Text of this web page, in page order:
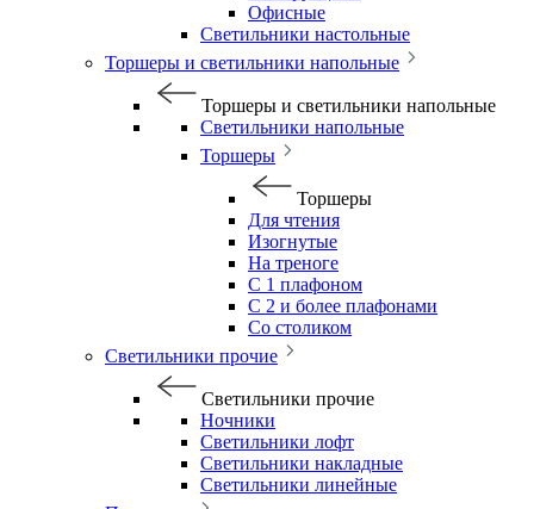
Офисные
Светильники настольные
Торшеры и светильники напольные
Торшеры и светильники напольные
Светильники напольные
Торшеры
Торшеры
Для чтения
Изогнутые
На треноге
С 1 плафоном
С 2 и более плафонами
Со столиком
Светильники прочие
Светильники прочие
Ночники
Светильники лофт
Светильники накладные
Светильники линейные